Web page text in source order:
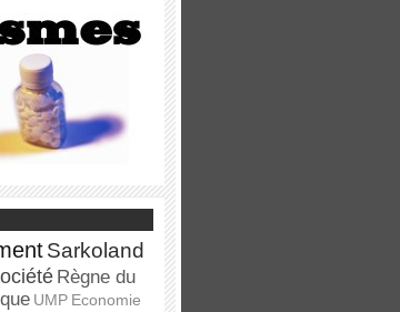
Sarkoland
Règne du
UMP Economie